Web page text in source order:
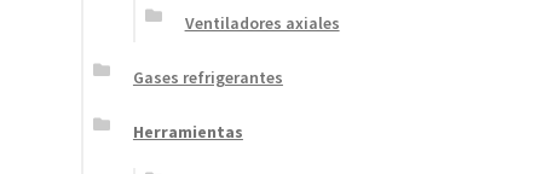
Ventiladores axiales
Gases refrigerantes
Herramientas